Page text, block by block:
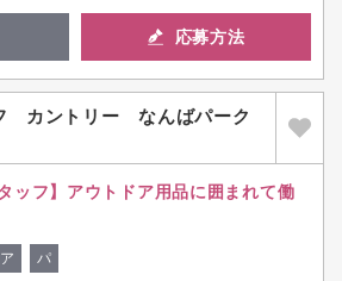
応募方法
カントリー なんばパーク
ッフ】アウトドア用品に囲まれて働
ア パ